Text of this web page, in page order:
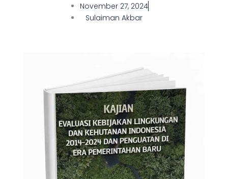
November 27, 2024
Sulaiman Akbar